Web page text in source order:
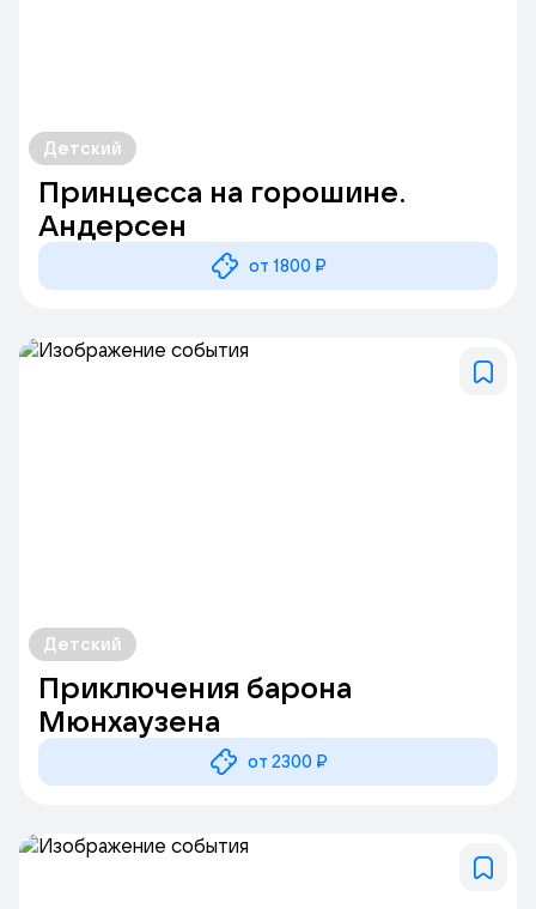
Детский
Принцесса на горошине.
Андерсен
от 1800 ₽
Детский
Приключения барона
Мюнхаузена
от 2300 ₽